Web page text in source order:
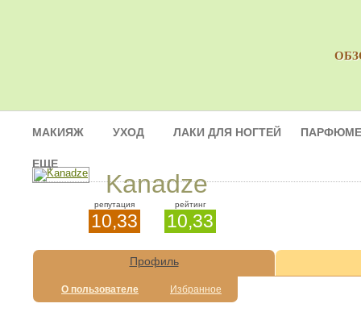
МАКИЯЖ УХОД ЛАКИ ДЛЯ НОГТЕЙ
ЕЩЕ
Kanadze
репутация
10,33
рейтинг
10,33
Профиль
О пользователе Избранное